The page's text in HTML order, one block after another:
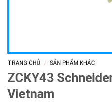
TRANG CHỦ / SẢN PHẨM KHÁC
ZCKY43
Vietnam